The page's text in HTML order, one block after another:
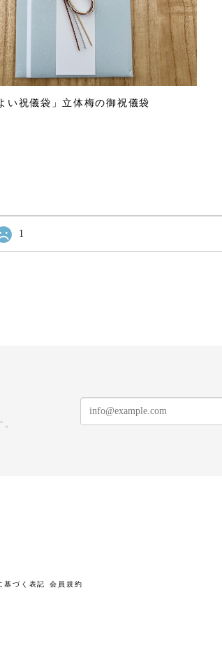
い祝儀袋」立体梅の御祝儀袋
1
基づく表記 会員規約